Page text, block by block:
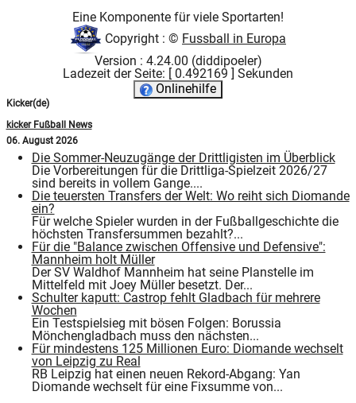
Eine Komponente für viele Sportarten!
Copyright : © Fussball in Europa
Version : 4.24.00 (diddipoeler)
Ladezeit der Seite: [ 0.492169 ] Sekunden
Onlinehilfe
Kicker(de)
kicker Fußball News
06. August 2026
Die Sommer-Neuzugänge der Drittligisten im Überblick
Die Vorbereitungen für die Drittliga-Spielzeit 2026/27
sind bereits in vollem Gange....
Die teuersten Transfers der Welt: Wo reiht sich Diomande
ein?
Für welche Spieler wurden in der Fußballgeschichte die
höchsten Transfersummen bezahlt?...
Für die "Balance zwischen Offensive und Defensive":
Mannheim holt Müller
Der SV Waldhof Mannheim hat seine Planstelle im
Mittelfeld mit Joey Müller besetzt. Der...
Schulter kaputt: Castrop fehlt Gladbach für mehrere
Wochen
Ein Testspielsieg mit bösen Folgen: Borussia
Mönchengladbach muss den nächsten...
Für mindestens 125 Millionen Euro: Diomande wechselt
von Leipzig zu Real
RB Leipzig hat einen neuen Rekord-Abgang: Yan
Diomande wechselt für eine Fixsumme von...